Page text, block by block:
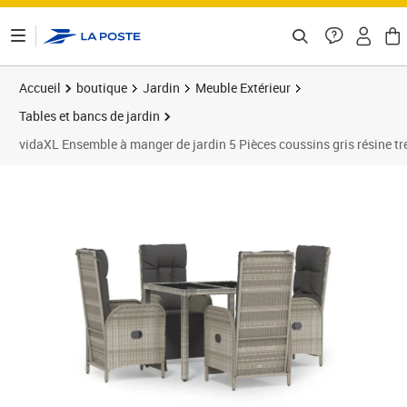
Accueil boutique Jardin
Meuble Extérieur
Tables et bancs de jardin
vidaXL Ensemble à manger de jardin 5 Pièces coussins gris résine